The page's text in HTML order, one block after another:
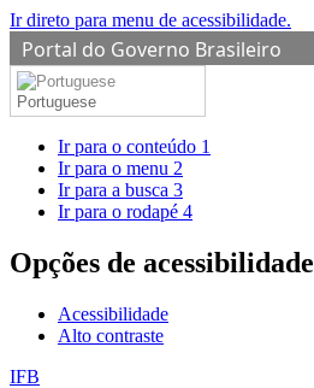
Ir direto para menu de acessibilidade.
Portal do Governo Brasileiro
Portuguese
Ir para o conteúdo 1
Ir para o menu 2
Ir para a busca 3
Ir para o rodapé 4
Opções de acessibilidade
Acessibilidade
Alto contraste
IFB